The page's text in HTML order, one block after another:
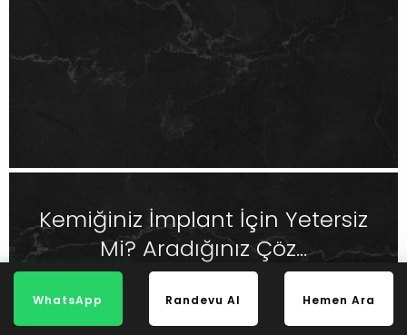
Kemiğiniz İmplant İçin Yetersiz
Mi? Aradığınız Çöz...
WhatsApp Randevu Al Hemen Ara
WhatsApp Randevu Al Hemen Ara